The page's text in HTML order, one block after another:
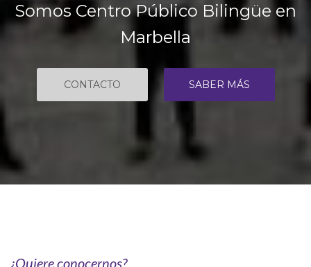
Somos Centro Público Bilingüe en
Marbella
CONTACTO SABER MÁS
¿Quiere conocernos?